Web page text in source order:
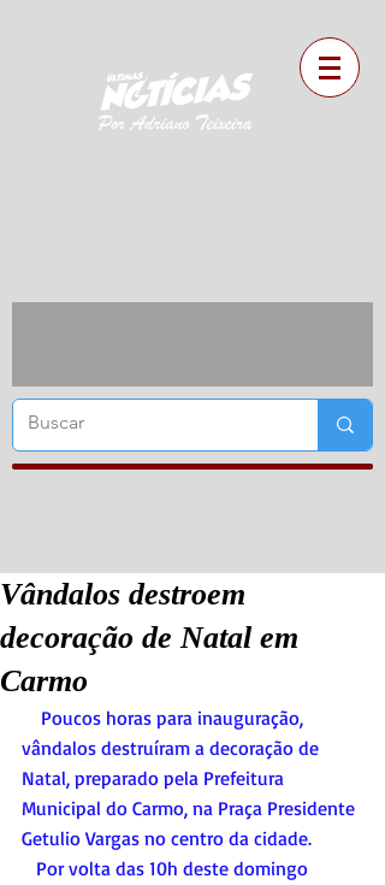
Vândalos destroem
decoração de Natal em
Carmo
vândalos destruíram a decoração de
Natal, preparado pela Prefeitura
Municipal do Carmo, na Praça Presidente
Getulio Vargas no centro da cidade.